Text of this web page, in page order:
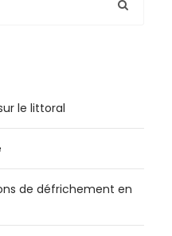
le littoral
de défrichement en